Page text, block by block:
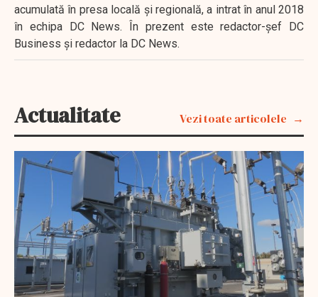
acumulată în presa locală şi regională, a intrat în anul 2018
în echipa DC News. În prezent este redactor-şef DC
Business şi redactor la DC News.
Actualitate Vezi toate articolele